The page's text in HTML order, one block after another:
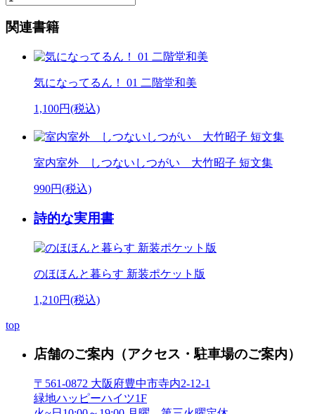
関連書籍
気になってるん！ 01 二階堂和美
1,100円(税込)
室内室外 しつないしつがい 大竹昭子 短文集
990円(税込)
詩的な実用書
のほほんと暮らす 新装ポケット版
1,210円(税込)
top
店舗のご案内 （アクセス・駐車場のご案内）
〒561-0872 大阪府豊中市寺内2-12-1
緑地ハッピーハイツ1F